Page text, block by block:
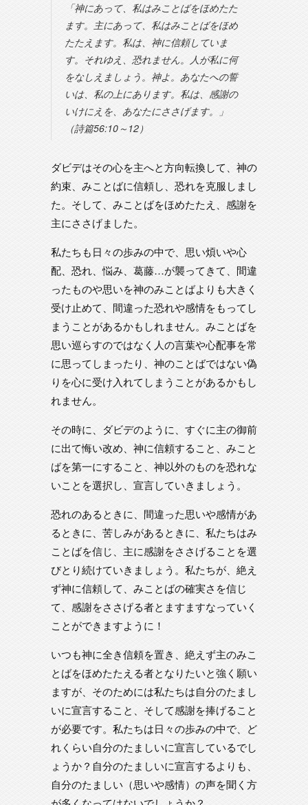
「神にあって、私はみことばをほめたた
ます。主にあって、私はみことばをほめ
たたえます。私は、神に信頼していま
す。それゆえ、恐れません。人が私に何
をなしえましょう。神よ。あなたへの誓
いは、私の上にあります。私は、感謝の
いけにえを、あなたにささげます。」
（詩篇56:10～12）
ダビデはその心を主へと方向転換して、神の
約束、みことばに信頼し、恐れを克服しまし
た。そして、みことばをほめたたえ、感謝を
主にささげました。
私たちも日々の歩みの中で、思い煩いや心
配、恐れ、悩み、葛藤…が襲ってきて、間違
ったものや思いを神のみことばよりも大きく
受け止めて、間違った恐れや感情をもってし
まうことがあるかもしれません。みことばを
思い巡らすのではなく人の言葉や心配事を常
に思ってしまったり、神のことばではない偽
りを心に受け入れてしまうことがあるかもし
れません。
その時に、ダビデのように、すぐに主の御前
に出て悔い改め、神に信頼すること、みこと
ばを第一にすること、神以外のものを恐れな
いことを選択し、宣言していきましょう。
恐れのあるときに、間違った思いや感情があ
るときに、苦しみがあるときに、私たちはみ
ことばを信じ、主に感謝をささげることを選
びとり続けていきましょう。私たちが、絶え
ず神に信頼して、みことばの確実さを信じ
て、感謝をささげる者とますますなっていく
ことができますように！
いつも神に全き信頼を置き、絶えず主のみこ
とばをほめたたえる者となりたいと強く願い
ますが、そのためには私たちは自分のたまし
いに宣言すること、そして感謝を捧げること
が必要です。私たちは日々の歩みの中で、ど
れくらい自分のたましいに宣言しているでし
ょうか？自分のたましいに宣言するよりも、
自分のたましい（思いや感情）の声を聞く方